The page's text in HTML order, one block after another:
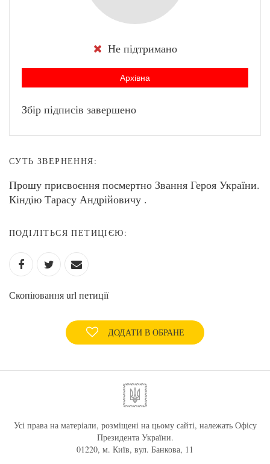
Не підтримано
Архівна
Збір підписів завершено
СУТЬ ЗВЕРНЕННЯ:
Прошу присвоєння посмертно Звання Героя України.
Кіндію Тарасу Андрійовичу .
ПОДІЛІТЬСЯ ПЕТИЦІЄЮ:
Скопіювання url петиції
ДОДАТИ В ОБРАНЕ
Усі права на матеріали, розміщені на цьому сайті, належать Офісу
Президента України.
01220, м. Київ, вул. Банкова, 11